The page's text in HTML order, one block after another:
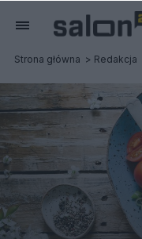
Strona główna Redakcja